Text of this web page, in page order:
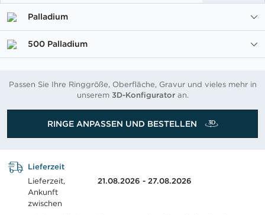
Palladium
500 Palladium
Passen Sie Ihre Ringgröße, Oberfläche, Gravur und vieles mehr in
unserem 3D-Konfiguratoran.
RINGE ANPASSEN UND BESTELLEN
Lieferzeit
Lieferzeit,
Ankunft
zwischen
21.08.2026 - 27.08.2026